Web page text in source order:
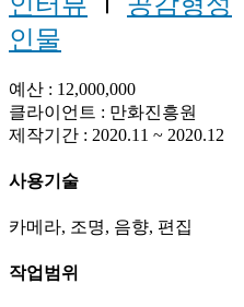
인물
예산 : 12,000,000
클라이언트 : 만화진흥원
제작기간 : 2020.11 ~ 2020.12
사용기술
카메라, 조명, 음향, 편집
작업범위